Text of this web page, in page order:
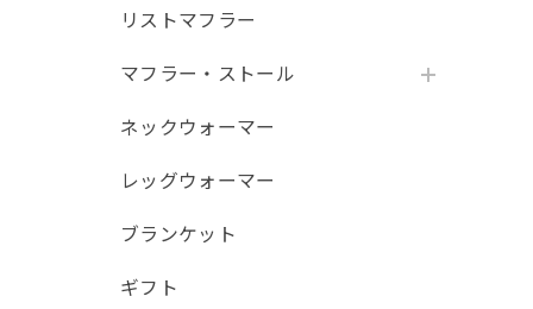
リストマフラー
マフラー・ストール
ネックウォーマー
レッグウォーマー
ブランケット
ギフト